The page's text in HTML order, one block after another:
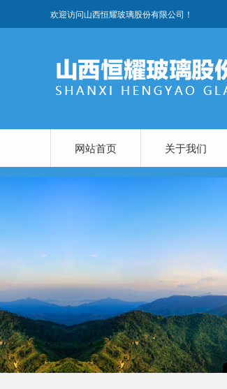
欢迎访问山西恒耀玻璃股份有限公司！
网站首页 关于我们